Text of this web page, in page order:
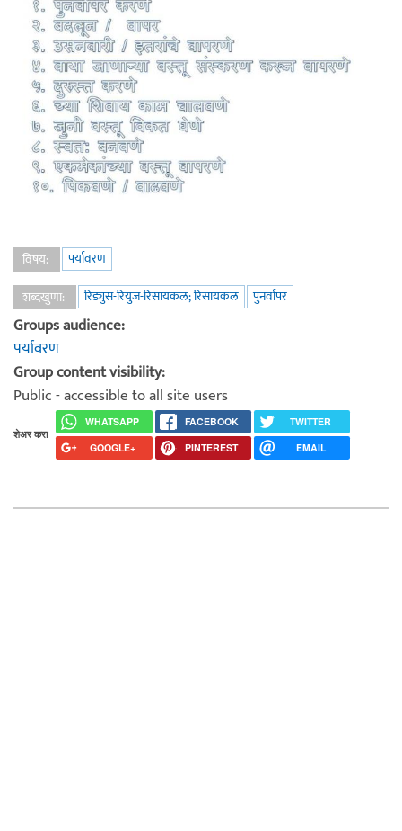
विषय:
पर्यावरण
शब्दखुणा:
रिड्युस-रियुज-रिसायकल; रिसायकल पुनर्वापर
Groups audience:
पर्यावरण
Group content visibility:
Public - accessible to all site users
शेअर करा
WHATSAPP FACEBOOK
TWITTER
GOOGLE+
PINTEREST EMAIL